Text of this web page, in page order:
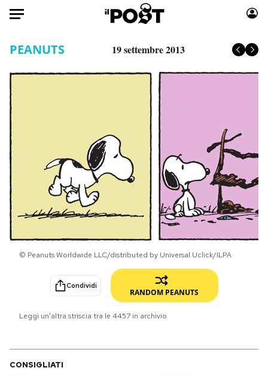
HOME
Internet
Scienza
Economia
Sport
Moda
Libri
Consumismi
Storie/Idee
Ok Boomer!
Media
Europa
Altrecose
Mondiali calcio 2026
PODCAST
I MIEI PREFERITI
PEANUTS 19 settembre 2013
© Peanuts Worldwide LLC/distributed by Universal Uclick/ILPA
Condividi
RANDOM PEANUTS
Leggi un'altra striscia tra le 4457 in archivio
CONSIGLIATI